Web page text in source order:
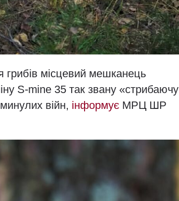
грибів місцевий мешканець
S-mine 35 так звану «стрибаючу
війн, інформує МРЦ ШР